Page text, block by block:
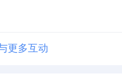
更多互动